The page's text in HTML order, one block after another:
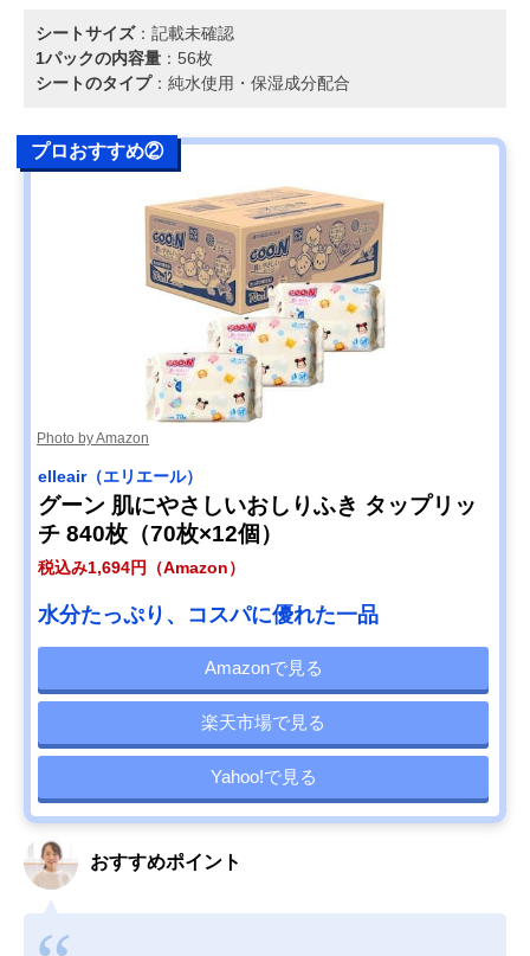
シートサイズ：記載未確認
1パックの内容量 ：56枚
シートのタイプ：純水使用・保湿成分配合
プロおすすめ②
Photo by Amazon
elleair（エリエール）
グーン 肌にやさしいおしりふき タップリッ
チ 840枚（70枚×12個）
税込み1,694円（Amazon）
水分たっぷり、コスパに優れた一品
Amazonで見る
楽天市場で見る
Yahoo!で見る
おすすめポイント